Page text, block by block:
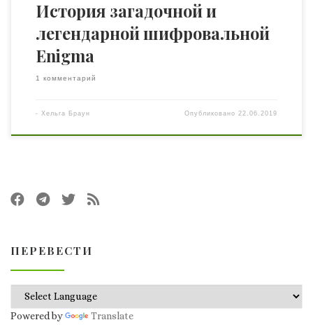
История загадочной и
легендарной шифровальной
Enigma
1 комментарий
- Хельга Браун Опубликовано 22.06.2019
ПЕРЕВЕСТИ
Powered by Translate